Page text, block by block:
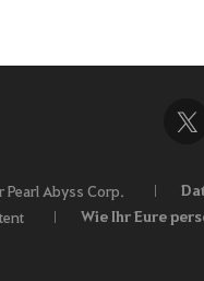
Abyss Corp.
Wie Ihr Eure